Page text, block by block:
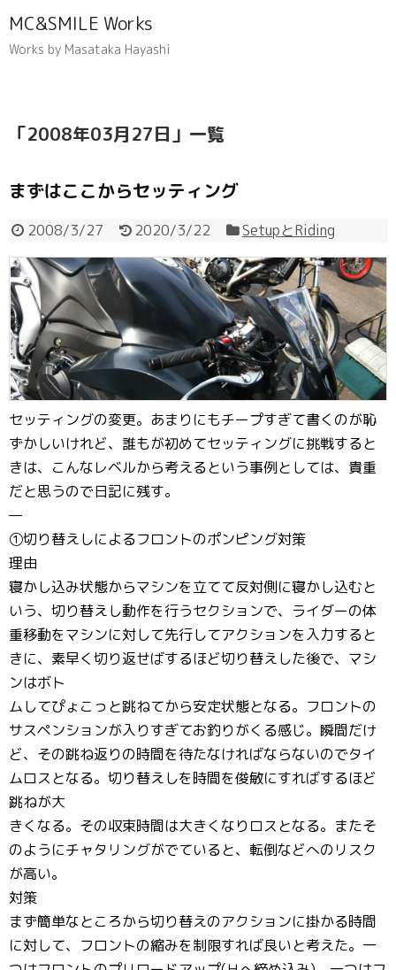
MC&SMILE Works
Works by Masataka Hayashi
「2008年03月27日 」 一覧
まずはここからセッティング
2008/3/27 2020/3/22 SetupとRiding
セッティングの変更。あまりにもチープすぎて書くのが恥
ずかしいけれど、誰もが初めてセッティングに挑戦すると
きは、こんなレベルから考えるという事例としては、貴重
だと思うので日記に残す。
—
①切り替えしによるフロントのポンピング対策
理由
寝かし込み状態からマシンを立てて反対側に寝かし込むと
いう、切り替えし動作を行うセクションで、ライダーの体
重移動をマシンに対して先行してアクションを入力すると
きに、素早く切り返せばするほど切り替えした後で、マシ
ンはボト
ムしてぴょこっと跳ねてから安定状態となる。フロントの
サスペンションが入りすぎてお釣りがくる感じ。瞬間だけ
ど、その跳ね返りの時間を待たなければならないのでタイ
ムロスとなる。切り替えしを時間を俊敏にすればするほど
跳ねが大
きくなる。その収束時間は大きくなりロスとなる。またそ
のようにチャタリングがでていると、転倒などへのリスク
が高い。
対策
まず簡単なところから切り替えのアクションに掛かる時間
に対して、フロントの縮みを制限すれば良いと考えた。一